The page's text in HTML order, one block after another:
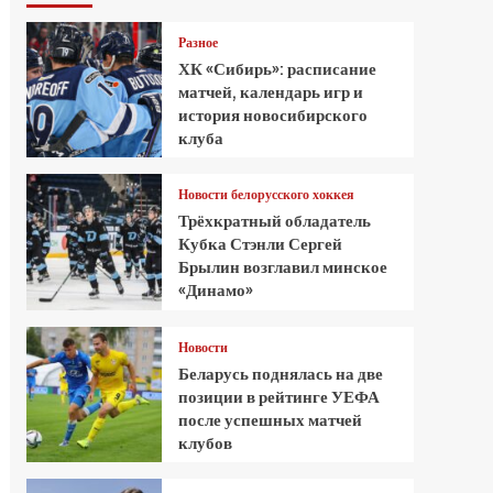
Разное
ХК «Сибирь»: расписание
матчей, календарь игр и
история новосибирского
клуба
Новости белорусского хоккея
Трёхкратный обладатель
Кубка Стэнли Сергей
Брылин возглавил минское
«Динамо»
Новости
Беларусь поднялась на две
позиции в рейтинге УЕФА
после успешных матчей
клубов